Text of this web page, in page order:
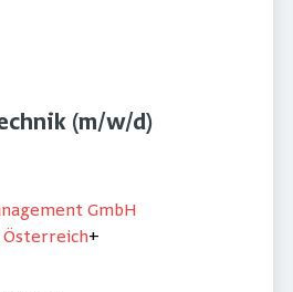
(m/w/d)
GmbH
Österreich+